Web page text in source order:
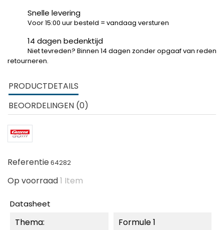
Snelle levering
Voor 15:00 uur besteld = vandaag versturen
14 dagen bedenktijd
Niet tevreden? Binnen 14 dagen zonder opgaaf van reden
retourneren.
PRODUCTDETAILS
BEOORDELINGEN (0)
Referentie64282
Op voorraad1 Item
Datasheet
Thema: Formule 1